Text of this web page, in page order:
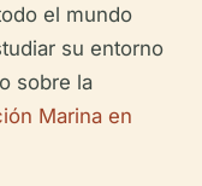
el mundo
su entorno
sobre la
Marina en